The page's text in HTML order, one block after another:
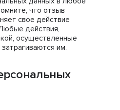
что отзыв
свое действие
действия,
осуществленные
им.